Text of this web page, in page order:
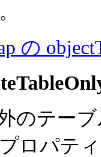
の
のテー
ロパテ